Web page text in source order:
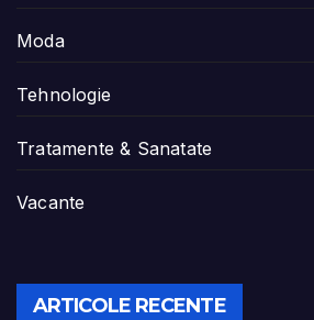
Moda
Tehnologie
Tratamente & Sanatate
Vacante
ARTICOLE RECENTE